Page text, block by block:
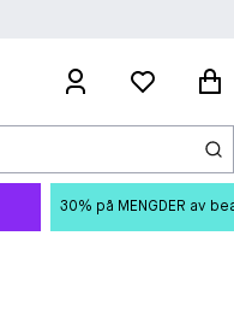
30% på MENGDER av